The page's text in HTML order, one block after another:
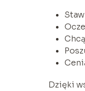
Dzięki